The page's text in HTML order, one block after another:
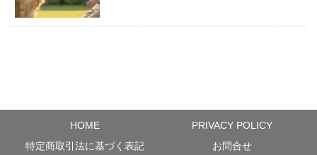
HOME
PRIVACY POLICY
特定商取引法に基づく表記
お問合せ